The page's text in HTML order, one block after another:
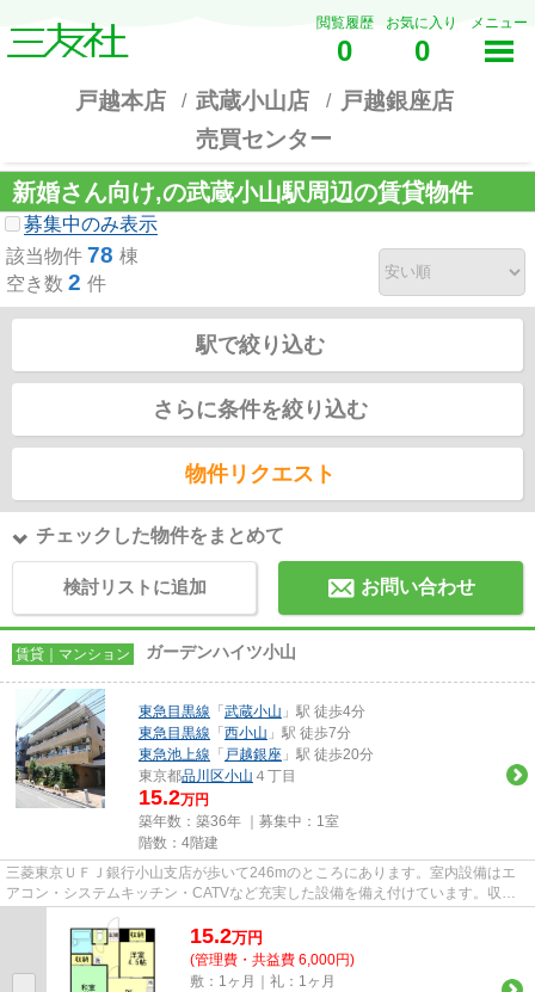
閲覧履歴
0
お気に入り
0
メニュー
戸越本店 武蔵小山店
戸越銀座店
売買センター
新婚さん向け,の武蔵小山駅周辺の賃貸物件
募集中のみ表示
該当物件 78 棟
空き数 2 件
駅で絞り込む
さらに条件を絞り込む
物件リクエスト
チェックした物件をまとめて
検討リストに追加 お問い合わせ
賃貸｜マンション ガーデンハイツ小山
東急目黒線 「 武蔵小山 」駅 徒歩4分
東急目黒線 「 西小山 」駅 徒歩7分
東急池上線 「 戸越銀座 」駅 徒歩20分
東京都品川区小山 ４丁目
15.2万円
築年数：築36年 ｜募集中： 1室
階数：4階建
三菱東京ＵＦＪ銀行小山支店が歩いて246mのところにあります。室内設備はエ
アコン・システムキッチン・CATVなど充実した設備を備え付けています。収納
はクロゼット・シューズボックス...
15.2万円
(管理費・共益費 6,000円)
敷：1ヶ月｜礼：1ヶ月